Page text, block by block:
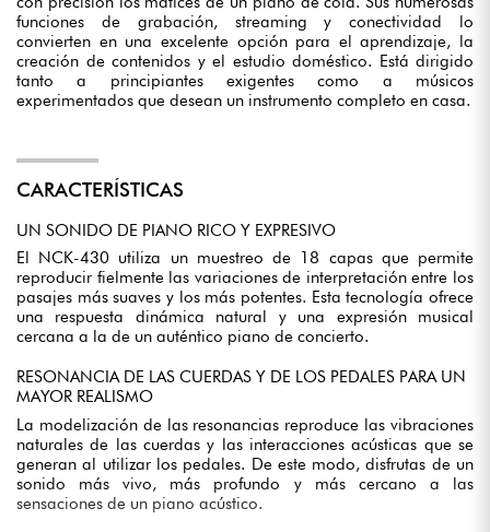
funciones de grabación, streaming y conectividad lo
convierten en una excelente opción para el aprendizaje, la
creación de contenidos y el estudio doméstico. Está dirigido
tanto a principiantes exigentes como a músicos
experimentados que desean un instrumento completo en casa.
CARACTERÍSTICAS
UN SONIDO DE PIANO RICO Y EXPRESIVO
El NCK-430 utiliza un muestreo de 18 capas que permite
reproducir fielmente las variaciones de interpretación entre los
pasajes más suaves y los más potentes. Esta tecnología ofrece
una respuesta dinámica natural y una expresión musical
cercana a la de un auténtico piano de concierto.
RESONANCIA DE LAS CUERDAS Y DE LOS PEDALES PARA UN
MAYOR REALISMO
La modelización de las resonancias reproduce las vibraciones
naturales de las cuerdas y las interacciones acústicas que se
generan al utilizar los pedales. De este modo, disfrutas de un
sonido más vivo, más profundo y más cercano a las
sensaciones de un piano acústico.